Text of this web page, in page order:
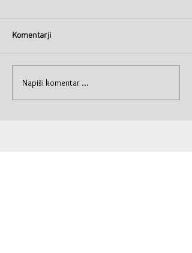
Komentarji
Napiši komentar ...